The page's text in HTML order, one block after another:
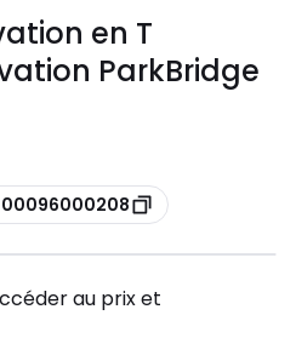
en T
ParkBridge
00096000208
au prix et